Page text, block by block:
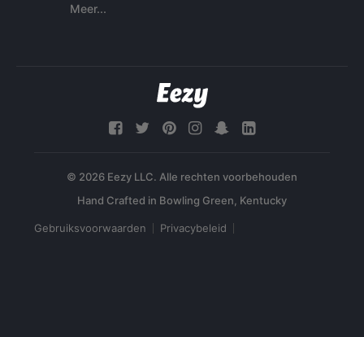
Meer...
© 2026 Eezy LLC. Alle rechten voorbehouden
Gebruiksvoorwaarden Privacybeleid